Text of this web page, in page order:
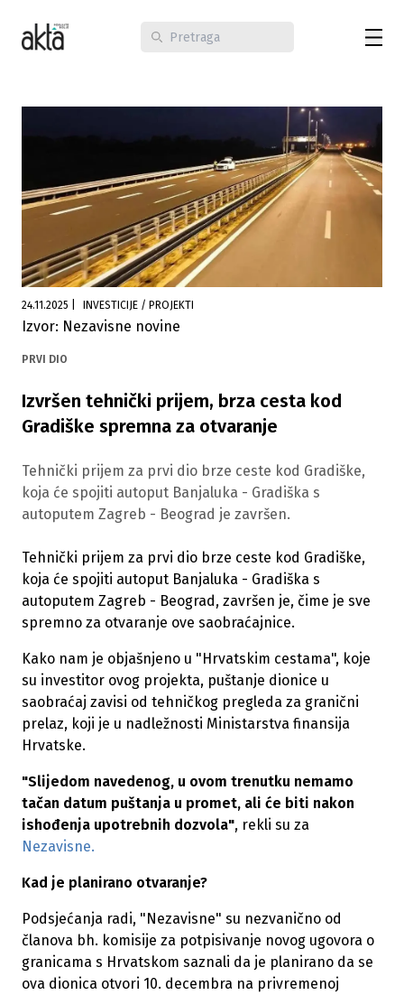
24.11.2025 INVESTICIJE / PROJEKTI
Izvor: Nezavisne novine
PRVI DIO
Izvršen tehnički prijem, brza cesta kod
Gradiške spremna za otvaranje
Tehnički prijem za prvi dio brze ceste kod Gradiške,
koja će spojiti autoput Banjaluka - Gradiška s
autoputem Zagreb - Beograd je završen.
Tehnički prijem za prvi dio brze ceste kod Gradiške,
koja će spojiti autoput Banjaluka - Gradiška s
autoputem Zagreb - Beograd, završen je, čime je sve
spremno za otvaranje ove saobraćajnice.
Kako nam je objašnjeno u "Hrvatskim cestama", koje
su investitor ovog projekta, puštanje dionice u
saobraćaj zavisi od tehničkog pregleda za granični
prelaz, koji je u nadležnosti Ministarstva finansija
Hrvatske.
"Slijedom navedenog, u ovom trenutku nemamo
tačan datum puštanja u promet, ali će biti nakon
ishođenja upotrebnih dozvola", rekli su za
Nezavisne.
Kad je planirano otvaranje?
Podsjećanja radi, "Nezavisne" su nezvanično od
članova bh. komisije za potpisivanje novog ugovora o
granicama s Hrvatskom saznali da je planirano da se
ova dionica otvori 10. decembra na privremenoj